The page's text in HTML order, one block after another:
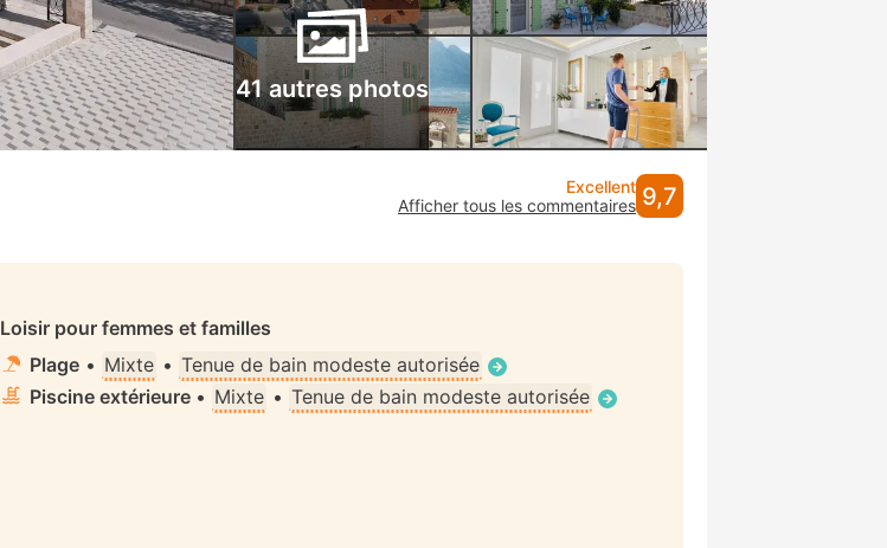
41 autres photos
Excellent
Afficher tous les commentaires 9,7
Loisir pour femmes et familles
Plage • Mixte • Tenue de bain modeste autorisée
Piscine extérieure • Mixte • Tenue de bain modeste autorisée